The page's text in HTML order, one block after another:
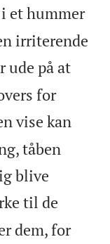
et hummer
irriterende
ude på at
for
vise kan
tåben
blive
til de
dem, for